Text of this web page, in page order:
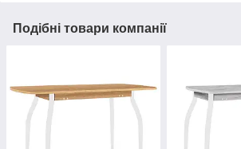
Подібні товари компанії